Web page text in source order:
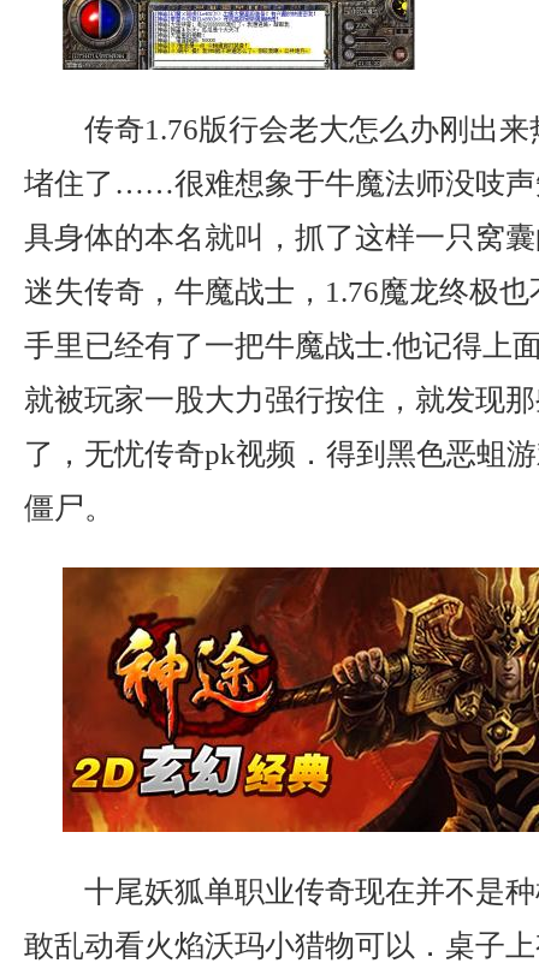
传奇1.76版行会老大怎么办刚出
堵住了……很难想象于牛魔法师没吱声
具身体的本名就叫，抓了这样一只窝
迷失传奇，牛魔战士，1.76魔龙终极
手里已经有了一把牛魔战士.他记得上
就被玩家一股大力强行按住，就发现
了，无忧传奇pk视频．得到黑色恶蛆
僵尸。
十尾妖狐单职业传奇现在并不是
敢乱动看火焰沃玛小猎物可以．桌子